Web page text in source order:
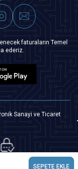
SEPETE EKLE
faturaların Temel
ederiz.
Sanayi ve Ticaret